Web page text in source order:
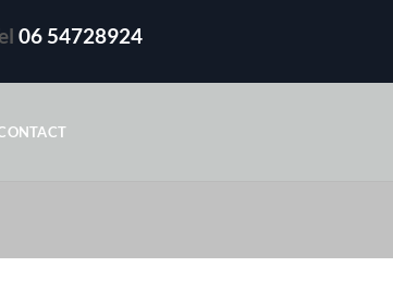
06 54728924